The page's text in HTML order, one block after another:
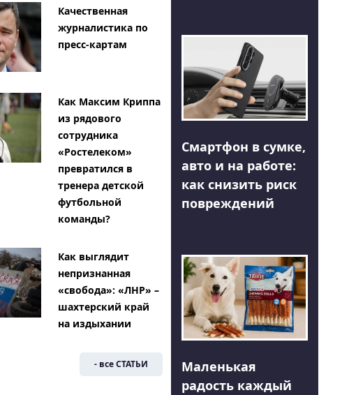
Качественная
журналистика по
пресс-картам
Как Максим Криппа
из рядового
сотрудника
«Ростелеком»
превратился в
тренера детской
футбольной
команды?
Как выглядит
непризнанная
«свобода»: «ЛНР» –
шахтерский край
на издыхании
- все СТАТЬИ
Смартфон в сумке,
авто и на работе:
как снизить риск
повреждений
Маленькая
радость каждый